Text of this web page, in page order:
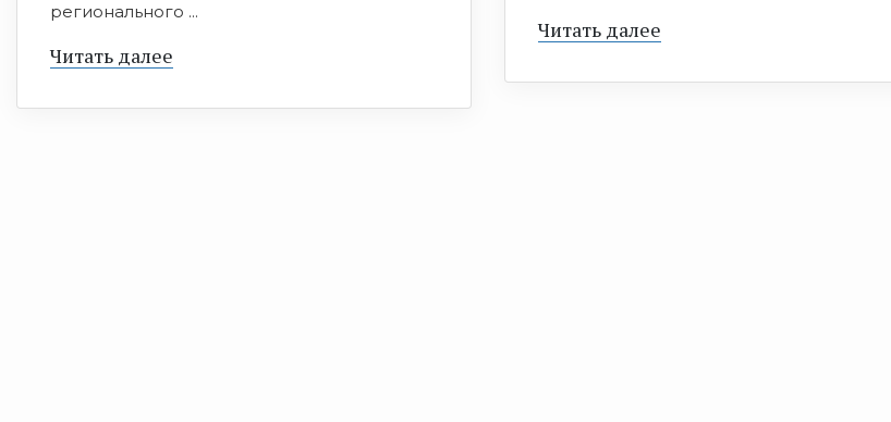
регионального ...
Читать далее
Читать далее